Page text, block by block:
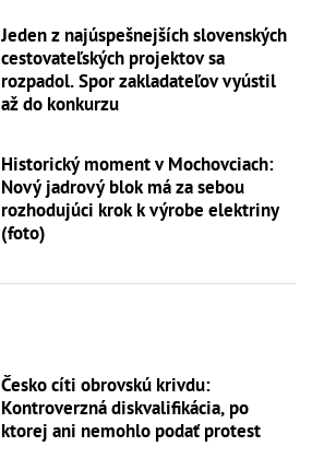
Jeden z najúspešnejších slovenských
cestovateľských projektov sa
rozpadol. Spor zakladateľov vyústil
až do konkurzu
Historický moment v Mochovciach:
Nový jadrový blok má za sebou
rozhodujúci krok k výrobe elektriny
(foto)
Česko cíti obrovskú krivdu:
Kontroverzná diskvalifikácia, po
ktorej ani nemohlo podať protest